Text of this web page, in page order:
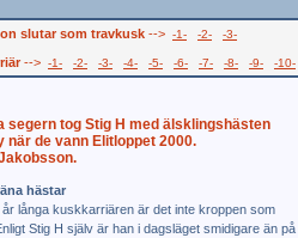
slutar som travkusk --> -1- -2- -3-
--> -1- -2- -3- -4- -5- -6- -7- -8- -9- -10-
segern tog Stig H med älsklingshästen
när de vann Elitloppet 2000.
hästar
långa kuskkarriären är det inte kroppen som
Stig H själv är han i dagsläget smidigare än på